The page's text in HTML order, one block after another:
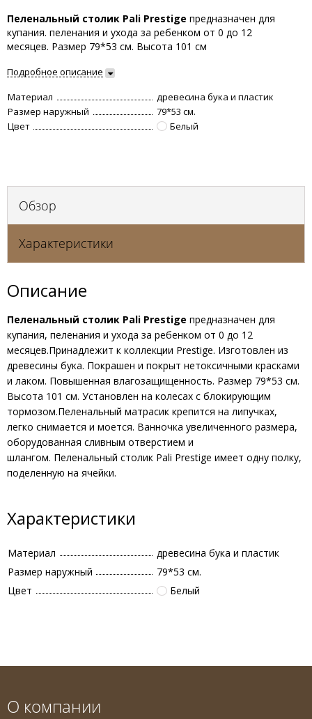
Пеленальный столик Pali Prestige предназначен для
купания. пеленания и ухода за ребенком от 0 до 12
месяцев. Размер 79*53 см. Высота 101 см
Подробное описание
Материал
древесина бука и пластик
Размер наружный
79*53 см.
Цвет
Белый
Обзор
Характеристики
Описание
Пеленальный столик Pali Prestige предназначен для
купания, пеленания и ухода за ребенком от 0 до 12
месяцев.Принадлежит к коллекции Prestige. Изготовлен из
древесины бука. Покрашен и покрыт нетоксичными красками
и лаком. Повышенная влагозащищенность. Размер 79*53 см.
Высота 101 см. Установлен на колесах с блокирующим
тормозом.Пеленальный матрасик крепится на липучках,
легко снимается и моется. Ванночка увеличенного размера,
оборудованная сливным отверстием и
шлангом. Пеленальный столик Pali Prestige имеет одну полку,
поделенную на ячейки.
Характеристики
Материал
древесина бука и пластик
Размер наружный
79*53 см.
Цвет
Белый
О компании